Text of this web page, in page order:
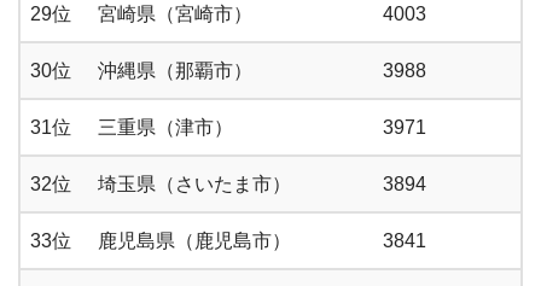
29位 宮崎県（宮崎市） 4003
30位 沖縄県（那覇市） 3988
31位 三重県（津市） 3971
32位 埼玉県（さいたま市） 3894
33位 鹿児島県（鹿児島市） 3841